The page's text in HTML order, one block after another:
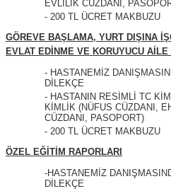
EVLİLİK CÜZDANI,
- 200 TL ÜCRET MAKBUZU
GÖREVE BAŞLAMA, YURT DIŞINA
EVLAT EDİNME VE KORUYUCU
- HASTANEMİZ
DİLEKÇE
- HASTANIN RESİMLİ TC
KİMLİK (NÜFUS CÜZDANI,
CÜZDANI, PASOPORT)
- 200 TL ÜCRET MAKBUZU
ÖZEL EĞİTİM RAPORLARI
-HASTANEMİZ
DİLEKÇE